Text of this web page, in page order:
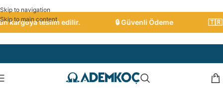
Skip to navigation
Skip to main content
kargoya teslim edilir. 🔒 Güvenli Ödeme 🇹🇷